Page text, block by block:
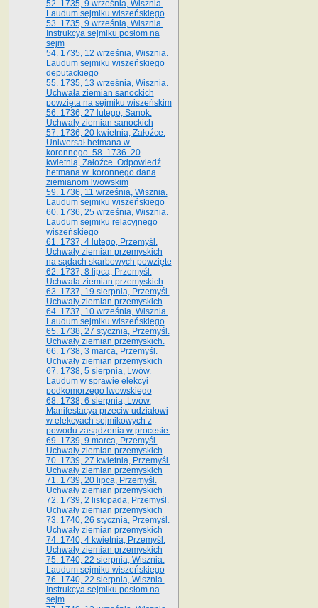
52. 1735, 9 września, Wisznia.
Laudum sejmiku wiszeńskiego
53. 1735, 9 września, Wisznia.
Instrukcya sejmiku posłom na
sejm
54. 1735, 12 września, Wisznia.
Laudum sejmiku wiszeńskiego
deputackiego
55. 1735, 13 września, Wisznia.
Uchwała ziemian sanockich
powzięta na sejmiku wiszeńskim
56. 1736, 27 lutego, Sanok.
Uchwały ziemian sanockich
57. 1736, 20 kwietnia, Załoźce.
Uniwersał hetmana w.
koronnego. 58. 1736. 20
kwietnia, Załoźce. Odpowiedź
hetmana w. koronnego dana
ziemianom lwowskim
59. 1736, 11 września, Wisznia.
Laudum sejmiku wiszeńskiego
60. 1736, 25 września, Wisznia.
Laudum sejmiku relacyjnego
wiszeńskiego
61. 1737, 4 lutego, Przemyśl.
Uchwały ziemian przemyskich
na sądach skarbowych powzięte
62. 1737, 8 lipca, Przemyśl.
Uchwała ziemian przemyskich
63. 1737, 19 sierpnia, Przemyśl.
Uchwały ziemian przemyskich
64. 1737, 10 września, Wisznia.
Laudum sejmiku wiszeńskiego
65. 1738, 27 stycznia, Przemyśl.
Uchwały ziemian przemyskich­­.
66. 1738, 3 marca, Przemyśl.
Uchwały ziemian przemyskich­
67. 1738, 5 sierpnia, Lwów.
Laudum w sprawie elekcyi
podkomorzego lwowskiego
68. 1738, 6 sierpnia, Lwów.
Manifestacya przeciw udziałowi
w elekcyach sejmikowych z
powodu zasądzenia w procesie.
69. 1739, 9 marca, Przemyśl.
Uchwały ziemian przemyskich
70. 1739, 27 kwietnia, Przemyśl.
Uchwały ziemian przemyskich
71. 1739, 20 lipca, Przemyśl.
Uchwały ziemian przemyskich
72. 1739, 2 listopada, Przemyśl.
Uchwały ziemian przemyskich
73. 1740, 26 stycznia, Przemyśl.
Uchwały ziemian przemyskich
74. 1740, 4 kwietnia, Przemyśl.
Uchwały ziemian przemyskich
75. 1740, 22 sierpnia, Wisznia.
Laudum sejmiku wiszeńskiego
76. 1740, 22 sierpnia, Wisznia.
Instrukcya sejmiku posłom na
sejm